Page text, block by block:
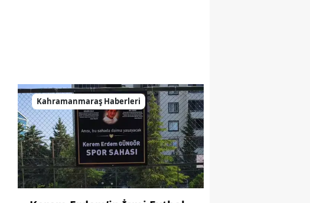
Kahramanmaraş Haberleri